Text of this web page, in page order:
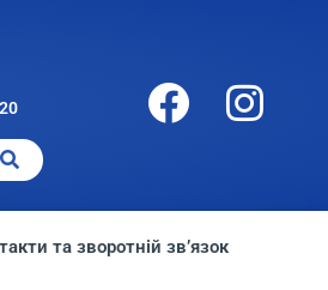
та зворотній зв’язок